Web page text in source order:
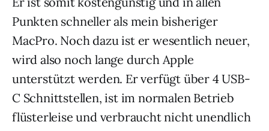
Punkten schneller als mein bisheriger
MacPro. Noch dazu ist er wesentlich neuer,
wird also noch lange durch Apple
unterstützt werden. Er verfügt über 4 USB-
C Schnittstellen, ist im normalen Betrieb
flüsterleise und verbraucht nicht unendlich